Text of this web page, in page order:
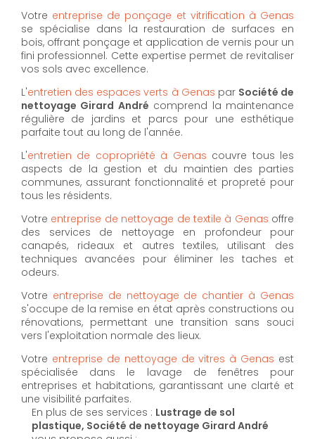
Votre entreprise de ponçage et vitrification à Genas
se spécialise dans la restauration de surfaces en
bois, offrant ponçage et application de vernis pour un
fini professionnel. Cette expertise permet de revitaliser
vos sols avec excellence.
L'entretien des espaces verts à Genas par Société de
nettoyage Girard André comprend la maintenance
régulière de jardins et parcs pour une esthétique
parfaite tout au long de l'année.
L'entretien de copropriété à Genas couvre tous les
aspects de la gestion et du maintien des parties
communes, assurant fonctionnalité et propreté pour
tous les résidents.
Votre entreprise de nettoyage de textile à Genas offre
des services de nettoyage en profondeur pour
canapés, rideaux et autres textiles, utilisant des
techniques avancées pour éliminer les taches et
odeurs.
Votre entreprise de nettoyage de chantier à Genas
s'occupe de la remise en état après constructions ou
rénovations, permettant une transition sans souci
vers l'exploitation normale des lieux.
Votre entreprise de nettoyage de vitres à Genas est
spécialisée dans le lavage de fenêtres pour
entreprises et habitations, garantissant une clarté et
une visibilité parfaites.
En plus de ses services : Lustrage de sol
plastique, Société de nettoyage Girard André